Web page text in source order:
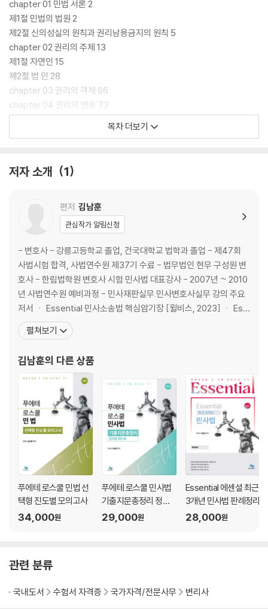
chapter 01 민법 서론 2
제1절 민법의 법원 2
제2절 신의성실의 원칙과 권리남용금지의 원칙 5
chapter 02 권리의 주체 13
제1절 자연인 15
제2절 법 인 28
chapter 03 권리의 객체 66
chapter 04 권리의 변동 73
제1절 법률행위 73
제5절 조건과 기한 184
chapter 06 소멸시효 196
부 록_판례색인 / 255
목차 더보기
저자 소개 1
편저 김남훈
관심작가 알림신청
- 변호사 - 강릉고등학교 졸업, 건국대학교 법학과 졸업 - 제47회
사법시험 합격, 사법연수원 제37기 수료 - 법무법인 현무 구성원 변
호사 - 한림법학원 변호사 시험 민사법 대표강사 - 2007년 ~ 2010
년 사법연수원 예비과정 - 민사재판실무.민사변호사실무 강의 주요
저서 ㆍ Essential 민사소송법 핵심암기장 [윌비스, 2023] ㆍ Ess
ential 민법 핵심암기장 [윌비스, 2023] ㆍ 푸에테 로스쿨 상법 기
출지문총정리 [윌비스, 2023] ㆍ 푸에테 로스쿨 민사소송법 기출지
펼쳐보기
김남훈의 다른 상품
푸에테 로스쿨 민법 선
택형 진도별 모의고사
34,000원
푸에테 로스쿨 민사법
기출지문총정리 정지
문 핸드북
29,000원
Essential 에센셜 최근
3개년 민사법 판례정리
28,000원
관련 분류
국내도서 수험서 자격증 국가자격/전문사무 변리사